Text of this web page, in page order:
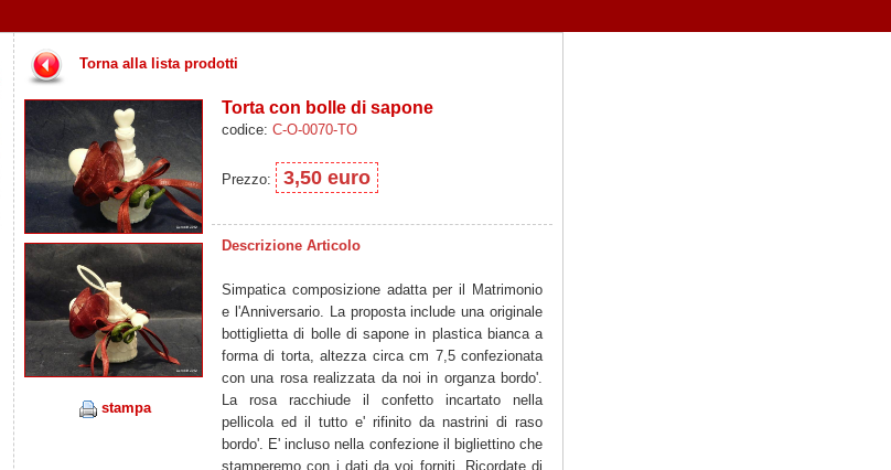
Torna alla lista prodotti
stampa
Torta con bolle di sapone
codice: C-O-0070-TO
Prezzo: 3,50 euro
Descrizione Articolo
Simpatica composizione adatta per il Matrimonio
e l'Anniversario. La proposta include una originale
bottiglietta di bolle di sapone in plastica bianca a
forma di torta, altezza circa cm 7,5 confezionata
con una rosa realizzata da noi in organza bordo'.
La rosa racchiude il confetto incartato nella
pellicola ed il tutto e' rifinito da nastrini di raso
bordo'. E' incluso nella confezione il bigliettino che
stamperemo con i dati da voi forniti. Ricordate di